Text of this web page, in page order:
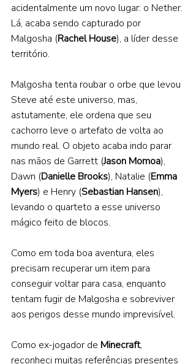
acidentalmente um novo lugar: o Nether.
Lá, acaba sendo capturado por
Malgosha (Rachel House), a líder desse
território.
Malgosha tenta roubar o orbe que levou
Steve até este universo, mas,
astutamente, ele ordena que seu
cachorro leve o artefato de volta ao
mundo real. O objeto acaba indo parar
nas mãos de Garrett (Jason Momoa),
Dawn (Danielle Brooks), Natalie (Emma
Myers) e Henry (Sebastian Hansen),
levando o quarteto a esse universo
mágico feito de blocos.
Como em toda boa aventura, eles
precisam recuperar um item para
conseguir voltar para casa, enquanto
tentam fugir de Malgosha e sobreviver
aos perigos desse mundo imprevisível.
Como ex-jogador de Minecraft,
reconheci muitas referências presentes